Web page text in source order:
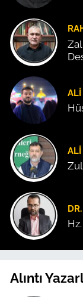
ALI
ALI
Alıntı